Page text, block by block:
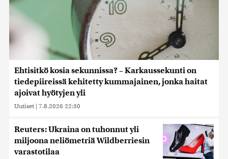
Ehtisitkö kosia sekunnissa? – Karkaussekunti on
tiedepiireissä kehitetty kummajainen, jonka haitat
ajoivat hyötyjen yli
Uutiset | 7.8.2026 22:30
Reuters: Ukraina on tuhonnut yli
miljoona neliömetriä Wildberriesin
varastotilaa